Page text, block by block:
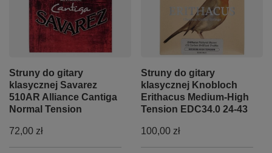
Struny do gitary
klasycznej Savarez
510AR Alliance Cantiga
Normal Tension
72,00 zł
Struny do gitary
klasycznej Knobloch
Erithacus Medium-High
Tension EDC34.0 24-43
100,00 zł